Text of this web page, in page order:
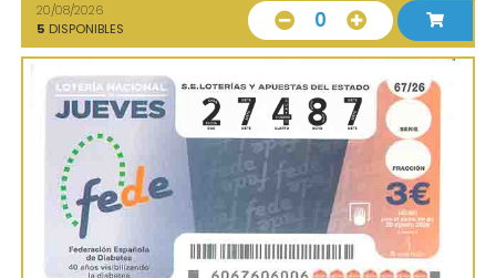
20/08/2026
5 DISPONIBLES 0